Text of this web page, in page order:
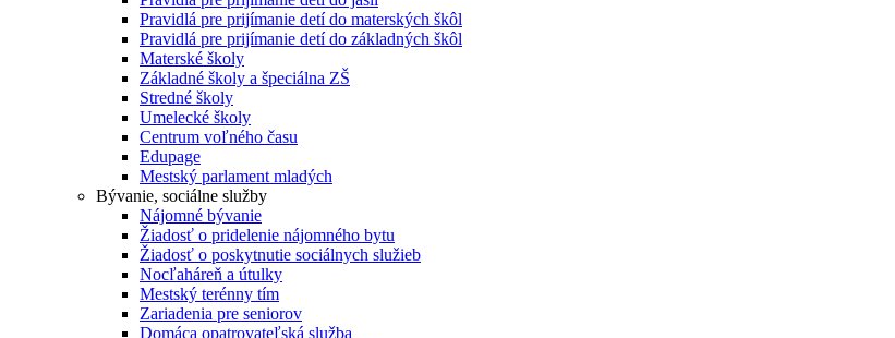
Pravidlá pre prijímanie detí do materských škôl
Pravidlá pre prijímanie detí do základných škôl
Materské školy
Základné školy a špeciálna ZŠ
Stredné školy
Umelecké školy
Centrum voľného času
Edupage
Mestský parlament mladých
Bývanie, sociálne služby
Nájomné bývanie
Žiadosť o pridelenie nájomného bytu
Žiadosť o poskytnutie sociálnych služieb
Nocľaháreň a útulky
Mestský terénny tím
Zariadenia pre seniorov
Domáca opatrovateľská služba